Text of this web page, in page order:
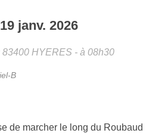
19 janv. 2026
83400 HYERES - à 08h30
B
de marcher le long du Roubaud